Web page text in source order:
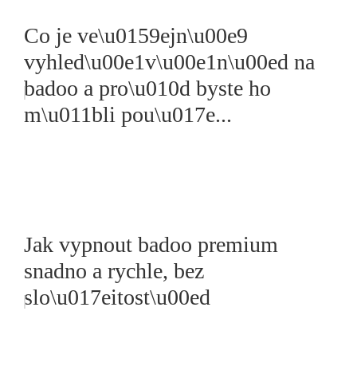
Co je ve\u0159ejn\u00e9
vyhled\u00e1v\u00e1n\u00ed na
badoo a pro\u010d byste ho
m\u011bli pou\u017e...
Jak vypnout badoo premium
snadno a rychle, bez
slo\u017eitost\u00ed